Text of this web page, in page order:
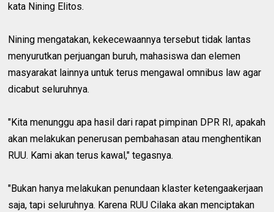
kata Nining Elitos.
Nining mengatakan, kekecewaannya tersebut tidak lantas
menyurutkan perjuangan buruh, mahasiswa dan elemen
masyarakat lainnya untuk terus mengawal omnibus law agar
dicabut seluruhnya.
"Kita menunggu apa hasil dari rapat pimpinan DPR RI, apakah
akan melakukan penerusan pembahasan atau menghentikan
RUU. Kami akan terus kawal," tegasnya.
"Bukan hanya melakukan penundaan klaster ketengaakerjaan
saja, tapi seluruhnya. Karena RUU Cilaka akan menciptakan